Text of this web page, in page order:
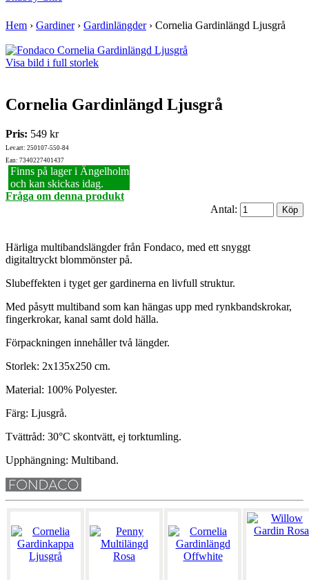
Hem › Gardiner› Gardinlängder› Cornelia Gardinlängd Ljusgrå
Visa bild i full storlek
Cornelia Gardinlängd Ljusgrå
Pris: 549 kr
Lev.art: 250107-550-84
Ean: 7340227401437
Finns på lager i Ängelholm
och kan skickas idag.
Fråga om denna produkt
Antal:
Härliga multibandslängder från Fondaco, med ett snyggt
digitaltryckt blommönster på.
Slubeffekten i tyget ger gardinerna en livfull struktur.
Med påsytt multiband som kan hängas upp med rynkbandskrokar,
fingerkrokar, kanal samt dold hälla.
Förpackningen innehåller två längder.
Storlek: 2x135x250 cm.
Material: 100% Polyester.
Färg: Ljusgrå.
Tvättråd: 30°C skontvätt, ej torktumling.
Upphängning: Multiband.